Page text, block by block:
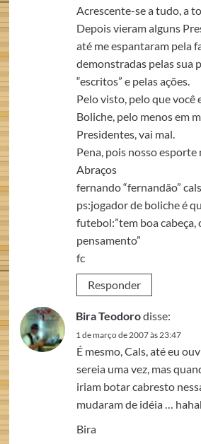
Acrescente-se a tudo, a
Depois vieram alguns
até me espantaram pela
demonstradas pelas sua
“escritos” e pelas ações.
Pelo visto, pelo que você
Boliche, pelo menos em
Presidentes, vai mal.
Pena, pois nosso esporte
Abraços
fernando “fernandão” cals
ps:jogador de boliche é
futebol:”tem boa cabeça,
pensamento”
fc
Responder
Bira Teodorodisse:
1 de março de 2007 às 23:47
É mesmo, Cals, até eu
sereia uma vez, mas
iriam botar cabresto
mudaram de idéia …
Bira